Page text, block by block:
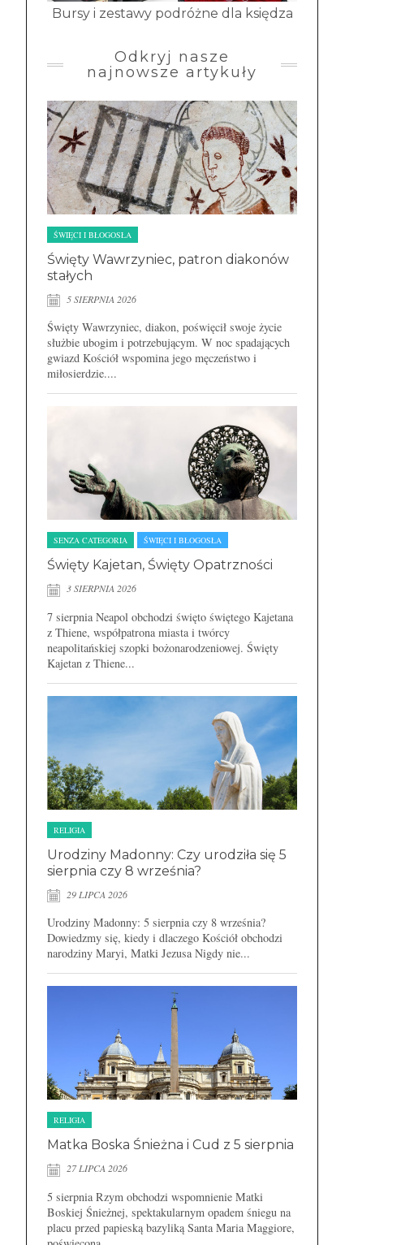
Bursy i zestawy podróżne dla księdza
Odkryj nasze
najnowsze artykuły
ŚWIĘCI I BŁOGOSŁA
Święty Wawrzyniec, patron diakonów
stałych
5 SIERPNIA 2026
Święty Wawrzyniec, diakon, poświęcił swoje życie
służbie ubogim i potrzebującym. W noc spadających
gwiazd Kościół wspomina jego męczeństwo i
miłosierdzie....
SENZA CATEGORIA ŚWIĘCI I BŁOGOSŁA
Święty Kajetan, Święty Opatrzności
3 SIERPNIA 2026
7 sierpnia Neapol obchodzi święto świętego Kajetana
z Thiene, współpatrona miasta i twórcy
neapolitańskiej szopki bożonarodzeniowej. Święty
Kajetan z Thiene...
RELIGIA
Urodziny Madonny: Czy urodziła się 5
sierpnia czy 8 września?
29 LIPCA 2026
Urodziny Madonny: 5 sierpnia czy 8 września?
Dowiedzmy się, kiedy i dlaczego Kościół obchodzi
narodziny Maryi, Matki Jezusa Nigdy nie...
RELIGIA
Matka Boska Śnieżna i Cud z 5 sierpnia
27 LIPCA 2026
5 sierpnia Rzym obchodzi wspomnienie Matki
Boskiej Śnieżnej, spektakularnym opadem śniegu na
placu przed papieską bazyliką Santa Maria Maggiore,